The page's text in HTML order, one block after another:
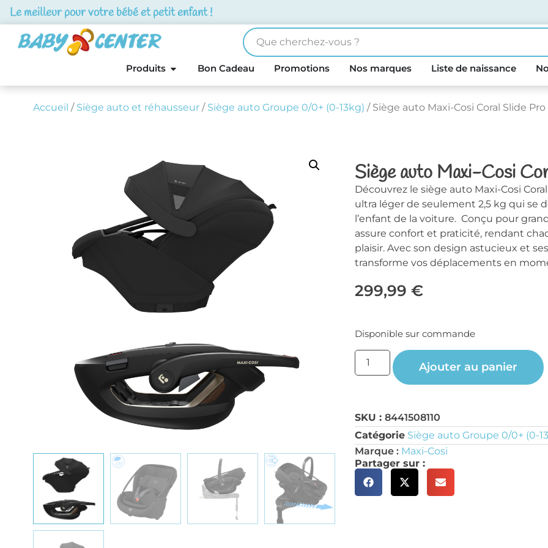
Le meilleur pour votre bébé et petit enfant !
Produits Bon Cadeau Promotions Nos marques Liste de naissance
Accueil / Siège auto et réhausseur/ Siège auto Groupe 0/0+ (0-13kg) / Siège auto Maxi-Cosi Coral Slide
Siège auto Maxi-Cosi
Découvrez le siège auto Maxi-Cosi
ultra léger de seulement 2,5 kg qui se
l’enfant de la voiture. Conçu pour
assure confort et praticité, rendant
plaisir. Avec son design astucieux et
transforme vos déplacements en
299,99€
Disponible sur commande
Ajouter au panier
SKU :8441508110
Catégorie Siège auto Groupe 0/0+ (0-
Marque : Maxi-Cosi
Partager sur :